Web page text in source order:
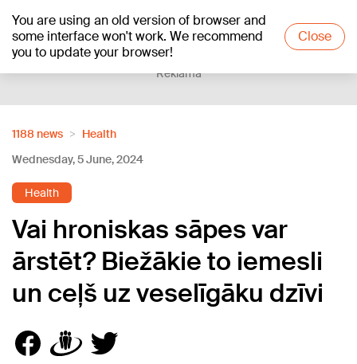
You are using an old version of browser and
some interface won't work. We recommend
you to update your browser!
Close
+24°C
Reklāma
1188 news
Health
Wednesday, 5 June, 2024
Health
Vai hroniskas sāpes var
ārstēt? Biežākie to iemesli
un ceļš uz veselīgāku dzīvi